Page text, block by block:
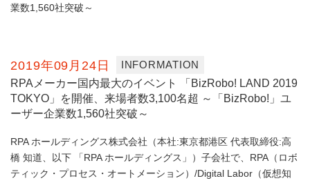
業数1,560社突破～
2019年09月24日
INFORMATION
RPAメーカー国内最大のイベント 「BizRobo! LAND 2019
TOKYO」を開催、来場者数3,100名超 ～「BizRobo!」ユ
ーザー企業数1,560社突破～
RPA ホールディングス株式会社（本社:東京都港区 代表取締役:高
橋 知道、以下 「RPA ホールディングス」）子会社で、RPA（ロボ
ティック・プロセス・オートメーション）/Digital Labor（仮想知